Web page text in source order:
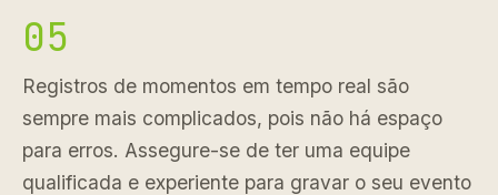
05
Registros de momentos em tempo real são
sempre mais complicados, pois não há espaço
para erros. Assegure-se de ter uma equipe
qualificada e experiente para gravar o seu evento